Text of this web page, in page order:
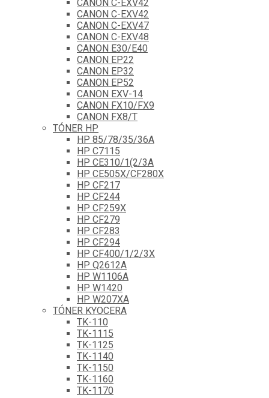
CANON C-EXV42
CANON C-EXV42
CANON C-EXV47
CANON C-EXV48
CANON E30/E40
CANON EP22
CANON EP32
CANON EP52
CANON EXV-14
CANON FX10/FX9
CANON FX8/T
TÓNER HP
HP 85/78/35/36A
HP C7115
HP CE310/1(2/3A
HP CE505X/CF280X
HP CF217
HP CF244
HP CF259X
HP CF279
HP CF283
HP CF294
HP CF400/1/2/3X
HP Q2612A
HP W1106A
HP W1420
HP W207XA
TÓNER KYOCERA
TK-110
TK-1115
TK-1125
TK-1140
TK-1150
TK-1160
TK-1170